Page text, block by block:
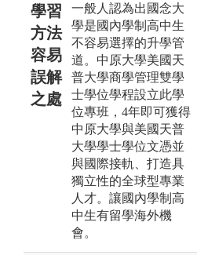
學習
方法
容易
誤解
之處
一般人認為出國念大
學是國內學制高中生
不容易選擇的升學管
道。中原大學美國天
普大學商學管理雙學
士學位學程設立此學
位專班，4年即可獲得
中原大學與美國天普
大學學士學位文憑並
與國際接軌、打造具
獨立性的全球型專業
人才。讓國內學制高
中生有留學海外機
會。